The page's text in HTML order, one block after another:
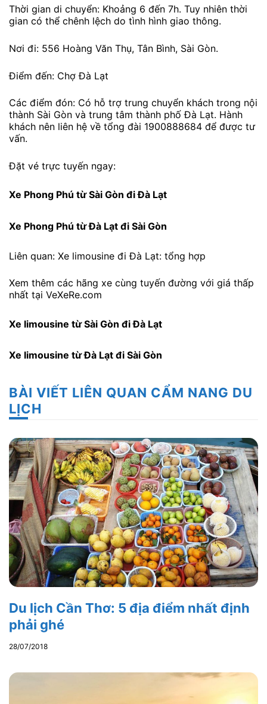
Thời gian di chuyển: Khoảng 6 đến 7h. Tuy nhiên thời
gian có thể chênh lệch do tình hình giao thông.
Nơi đi: 556 Hoàng Văn Thụ, Tân Bình, Sài Gòn.
Điểm đến: Chợ Đà Lạt
Các điểm đón: Có hỗ trợ trung chuyển khách trong nội
thành Sài Gòn và trung tâm thành phố Đà Lạt. Hành
khách nên liên hệ về tổng đài 1900888684 để được tư
vấn.
Đặt vé trực tuyến ngay:
Xe Phong Phú từ Sài Gòn đi Đà Lạt
Xe Phong Phú từ Đà Lạt đi Sài Gòn
Liên quan: Xe limousine đi Đà Lạt: tổng hợp
Xem thêm các hãng xe cùng tuyến đường với giá thấp
nhất tại VeXeRe.com
Xe limousine từ Sài Gòn đi Đà Lạt
Xe limousine từ Đà Lạt đi Sài Gòn
BÀI VIẾT LIÊN QUAN CẨM NANG DU
LỊCH
Du lịch Cần Thơ: 5 địa điểm nhất định
phải ghé
28/07/2018